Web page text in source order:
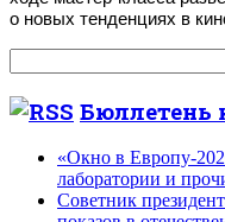
о новых тенденциях в
Бюллетень
«Окно в Европу-
лаборатории и
Советник